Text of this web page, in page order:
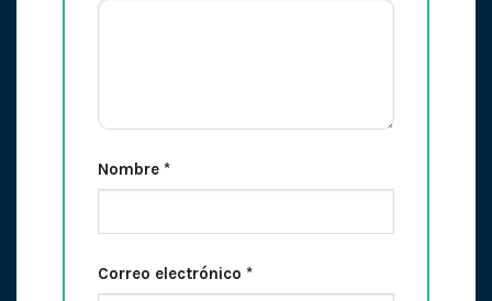
Nombre *
Correo electrónico *